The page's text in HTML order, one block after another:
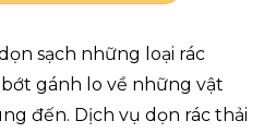
sạch những loại rác
gánh lo về những vật
đến. Dịch vụ dọn rác thải